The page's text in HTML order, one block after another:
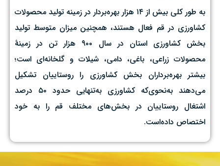
به طور کلی بیش از ۱۴ هزار بهره‌بردار در زمینه تولید محصولات
کشاورزی در قم فعال هستند، همچنین میزان متوسط تولید
بخش کشاورزی استان در سال ۹۰۰ هزار تن در زمینهٔ
محصولات زراعی،‌ باغی،‌ دامی، شیلات و گلخانه‌ای است؛
بیشتر بهره‌برداران بخش کشاورزی را روستاییان تشکیل
می‌دهند به‌نحوی‌که کشاورزی به‌تنهایی حدود ۵۰ درصد
اشتغال روستاییان در بخش‌های مختلف قم را به خود
اختصاص داده‌است.